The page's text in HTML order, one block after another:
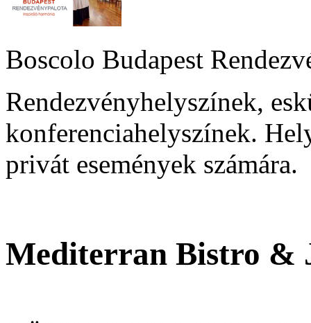
Boscolo Budapest
Rendezvényhelyszínek,
konferenciahelyszínek.
privát események számára.
Mediterran Bistro &